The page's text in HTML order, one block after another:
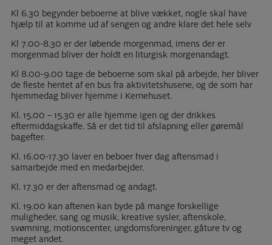
Kl 6.30 begynder beboerne at blive vækket, nogle skal have
hjælp til at komme ud af sengen og andre klare det hele selv
Kl 7.00-8.30 er der løbende morgenmad, imens der er
morgenmad bliver der holdt en liturgisk morgenandagt.
Kl 8.00-9.00 tage de beboerne som skal på arbejde, her bliver
de fleste hentet af en bus fra aktivitetshusene, og de som har
hjemmedag bliver hjemme i Kernehuset.
Kl. 15.00 – 15.30 er alle hjemme igen og der drikkes
eftermiddagskaffe. Så er det tid til afslapning eller gøremål
bagefter.
Kl. 16.00-17.30 laver en beboer hver dag aftensmad i
samarbejde med en medarbejder.
Kl. 17.30 er der aftensmad og andagt.
Kl. 19.00 kan aftenen kan byde på mange forskellige
muligheder, sang og musik, kreative sysler, aftenskole,
svømning, motionscenter, ungdomsforeninger, gåture tv og
meget andet.